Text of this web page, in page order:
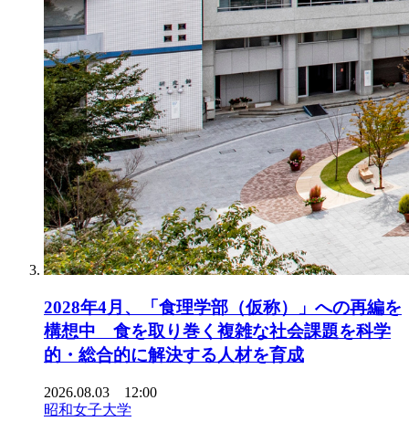
2028年4月、「食理学部（仮称）」への再編を
構想中 食を取り巻く複雑な社会課題を科学
的・総合的に解決する人材を育成
2026.08.03 12:00
昭和女子大学